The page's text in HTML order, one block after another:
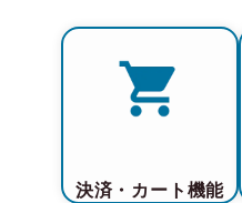
決済・カート機能